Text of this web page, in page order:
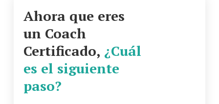
Ahora que eres
un Coach
Certificado, ¿Cuál
es el siguiente
paso?